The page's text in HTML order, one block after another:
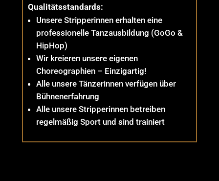
Qualitätsstandards:
Unsere Stripperinnen erhalten eine
professionelle Tanzausbildung (GoGo &
HipHop)
Wir kreieren unsere eigenen
Choreographien – Einzigartig!
Alle unsere Tänzerinnen verfügen über
Bühnenerfahrung
Alle unsere Stripperinnen betreiben
regelmäßig Sport und sind trainiert